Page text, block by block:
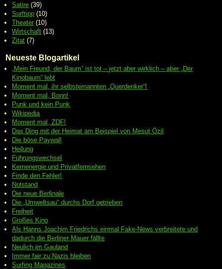
Satire (39)
Surftipp (10)
Theater (10)
Wirtschaft (13)
Zitat (7)
Neueste Blogartikel
„Mein Freund, der Baum“ ist tot – jetzt aber wirklich – aber „Der
Kinobaum“ lebt
Moment mal, ihr selbsternannten „Querdenker“!
Moment mal, Bonn!
Punk und kein Punk
Wikipedia
Moment mal, ZDF!
Das Ding mit der Heimat am Beispiel von Mesut Özil
Die böse Paywall
Heilung
Führungswechsel
Kernenergie und Privatfernsehen
Finde den Fehler!
Notstand
Die neue Berlinale
Die „Umweltsau“ durchs Dorf getrieben
Freiheit
Großes Kino
Als Hanns Joachim Friedrichs einmal Fake-News verbreitete und
dadurch die Berliner Mauer fällte
Neulich im Gauland
Immer fair zu Nazis bleiben
Surfing Magazines